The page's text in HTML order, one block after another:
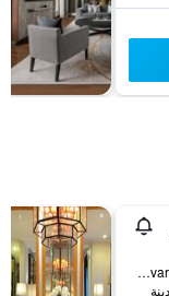
24/1 Soi.3 Intravaroros Rd., Si Phum, شيانج ماي, تايلاند